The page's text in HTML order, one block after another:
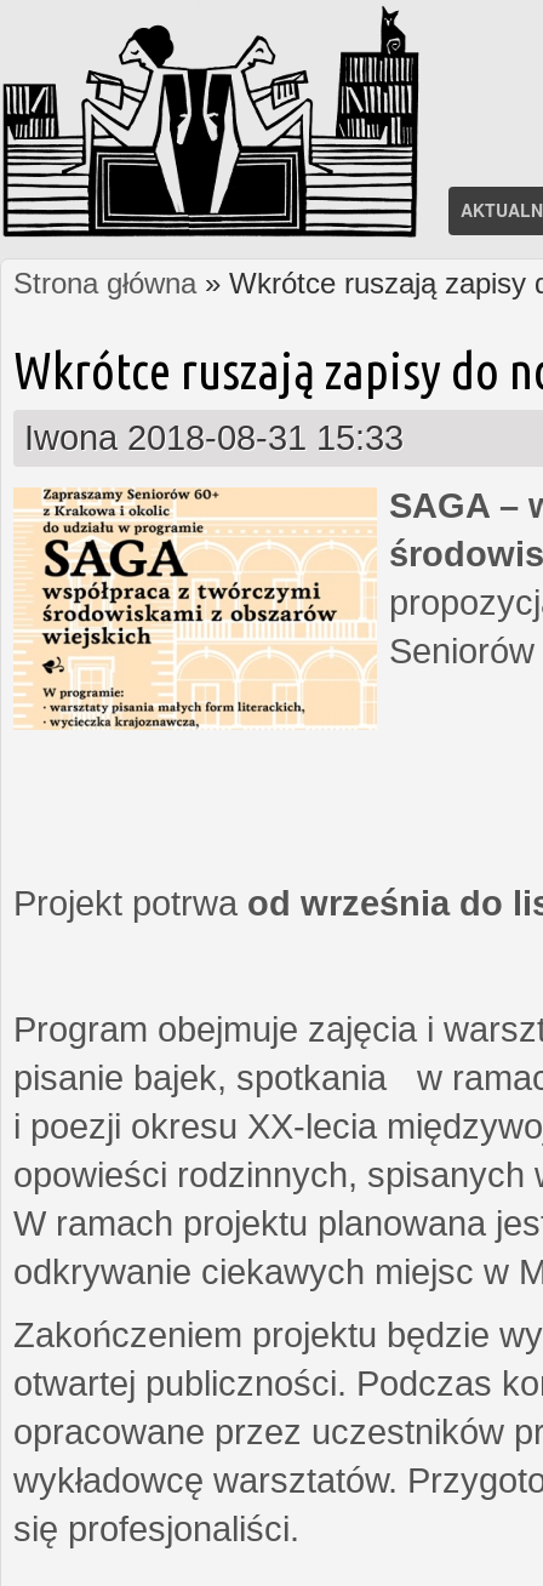
Jesteś tutaj
Strona główna» Wkrótce ruszają zapisy
Wkrótce ruszają zapisy do
Iwona 2018-08-31 15:33
SAGA –
Projekt potrwa od września do
Program obejmuje zajęcia i
pisanie bajek, spotkania w
i poezji okresu XX-lecia
opowieści rodzinnych,
W ramach projektu planowana
odkrywanie ciekawych miejsc w
Zakończeniem projektu będzie
otwartej publiczności. Podczas
opracowane przez uczestników
wykładowcę warsztatów.
się profesjonaliści.